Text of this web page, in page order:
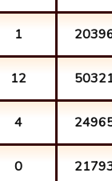
1
12
4
0